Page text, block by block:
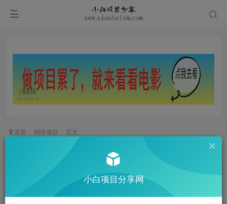
首页 网络项目 正文
小红书电商运营课程0-1，从零开始，简单易学
0 313 68
小白项目分享网